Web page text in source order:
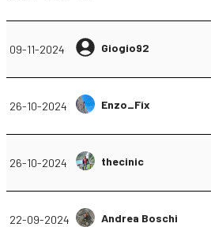
09-11-2024 Giogio92
26-10-2024 Enzo_Fix
26-10-2024 thecinic
22-09-2024 Andrea Boschi